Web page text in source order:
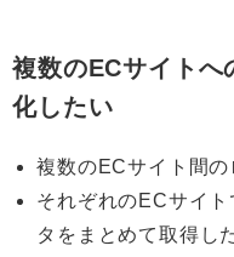
複数のECサイトへ
化したい
複数のECサイト間の
それぞれのECサイ
タをまとめて取得し